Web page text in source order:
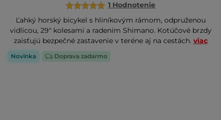
1 Hodnotenie
Ľahký horský bicykel s hliníkovým rámom, odpruženou
vidlicou, 29" kolesami a radením Shimano. Kotúčové brzdy
zaisťujú bezpečné zastavenie v teréne aj na cestách. viac
Novinka Doprava zadarmo